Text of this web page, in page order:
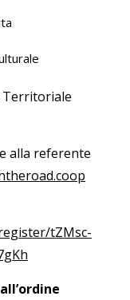
Territoriale
alla referente
tZMsc-